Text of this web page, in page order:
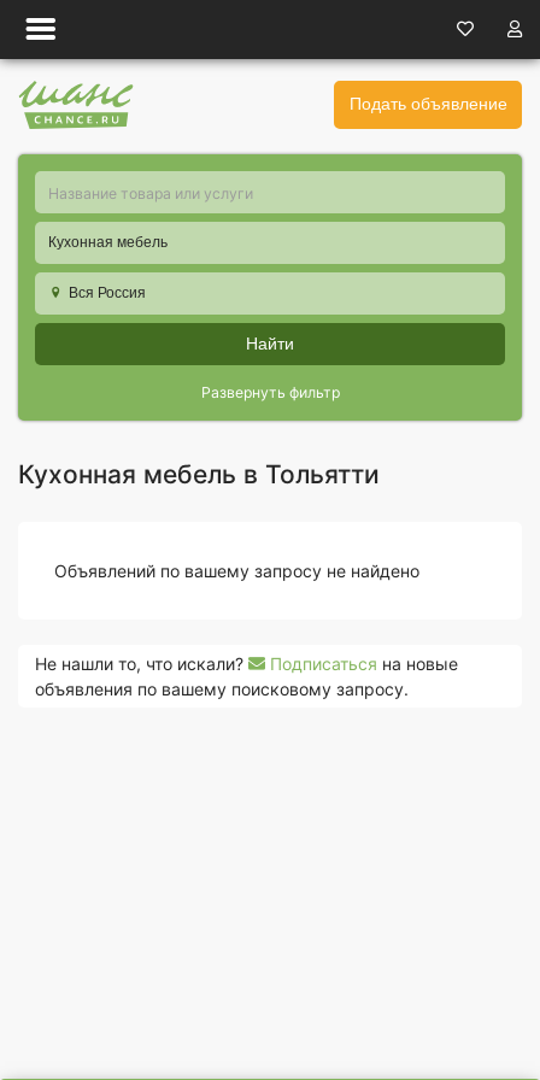
Подать объявление
Кухонная мебель
Вся Россия
Найти
Развернуть фильтр
Кухонная мебель в Тольятти
Объявлений по вашему запросу не найдено
Не нашли то, что искали? Подписаться на новые
объявления по вашему поисковому запросу.